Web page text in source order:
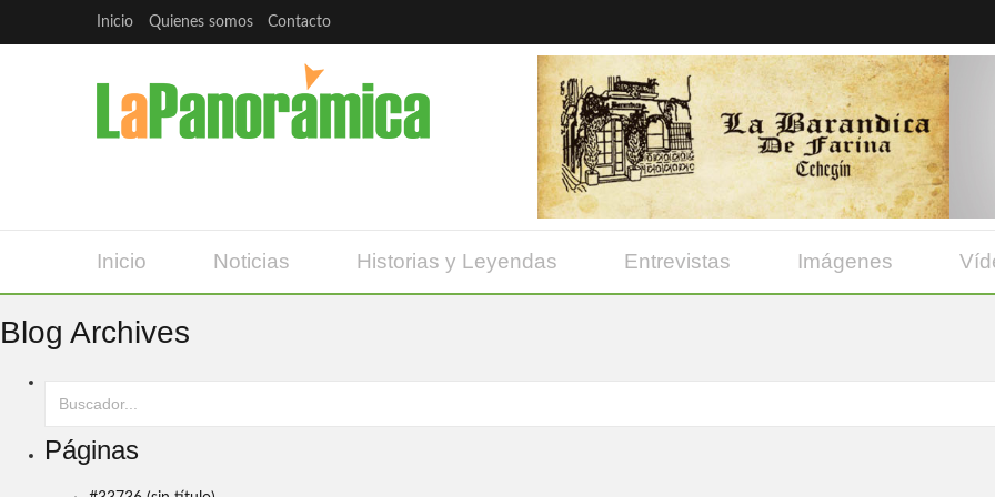
Inicio Quienes somos Contacto
Inicio Noticias Historias y Leyendas Entrevistas Imágenes
Blog Archives
Páginas